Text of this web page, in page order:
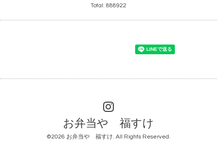
Total: 888922
お弁当や 福すけ
©2026 お弁当や 福すけ. All Rights Reserved.